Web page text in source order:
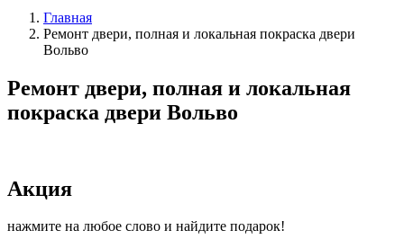
Главная
Ремонт двери, полная и локальная покраска двери
Вольво
Ремонт двери, полная и локальная
покраска двери Вольво
Акция
нажмите на любое слово и найдите подарок!